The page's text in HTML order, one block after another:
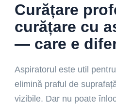
Curățare
curățare cu
— care e
Aspiratorul este util
elimină praful de
vizibile. Dar nu poate